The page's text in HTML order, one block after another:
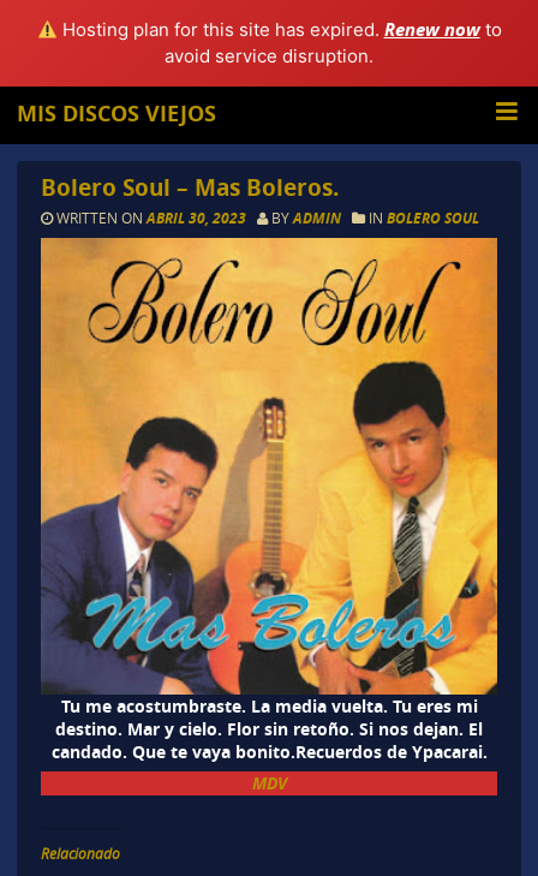
Hosting plan for this site has expired. Renew nowto
avoid service disruption.
MIS DISCOS VIEJOS
Bolero Soul – Mas Boleros.
WRITTEN ON ABRIL 30, 2023 BYADMIN IN BOLERO SOUL
Tu me acostumbraste. La media vuelta. Tu eres mi
destino. Mar y cielo. Flor sin retoño. Si nos dejan. El
candado. Que te vaya bonito.Recuerdos de Ypacarai.
MDV
Relacionado